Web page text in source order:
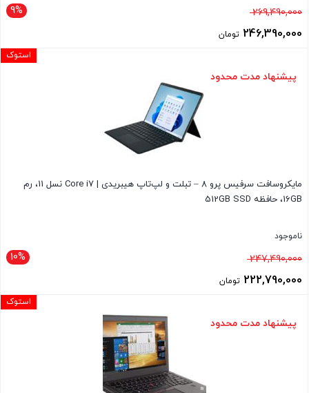
9% 269,490,000قیمت
اصلی246,390,000 تومان
فعلی
پیشنهاد مدت محدود
مایکروسافت سرفیس پرو 8 – تبلت و لپ‌تاپ هیبریدی | Core i7 نسل 11، رم
16GB، حافظه 512GB SSD
ناموجود
10% 247,490,000قیمت
اصلی222,790,000 تومان
فعلی
استوک
پیشنهاد مدت محدود
استوک